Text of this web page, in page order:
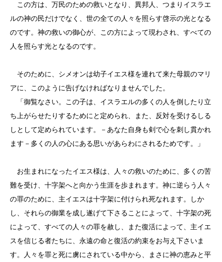
この方は、万民のための救いとなり、異邦人、つまりイスラエ
ルの神の民だけでなく、世の全ての人々を照らす啓示の光となる
のです。神の救いの御心が、この方によって現わされ、すべての
人を照らす光となるのです。
そのために、シメオンは幼子イエス様を連れて来た母親のマリ
アに、このように告げなければなりませんでした。
「御覧なさい。この子は、イスラエルの多くの人を倒したり立
ち上がらせたりするためにと定められ、また、反対を受けるしる
しとして定められています。－あなた自身も剣で心を刺し貫かれ
ます－多くの人の心にある思いがあらわにされるためです。」
お生まれになったイエス様は、人々の救いのために、多くの苦
難を受け、十字架へと向かう生涯を歩まれます。神に逆らう人々
の罪のために、主イエスは十字架に付けられ死なれます。しか
し、それらの御業を成し遂げて下さることによって、十字架の死
によって、すべての人々の罪を赦し、また復活によって、主イエ
スを信じる者たちに、永遠の命と復活の約束をお与え下さいま
す。人々を罪と死に虜にされている中から、まさに神の恵みと平